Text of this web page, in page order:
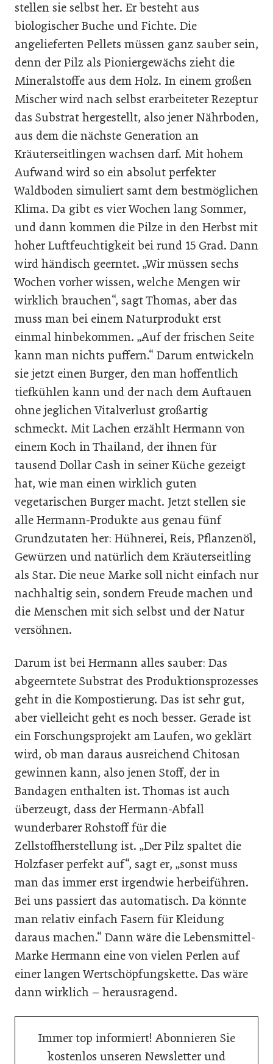
stellen sie selbst her. Er besteht aus
biologischer Buche und Fichte. Die
angelieferten Pellets müssen ganz sauber sein,
denn der Pilz als Pioniergewächs zieht die
Mineralstoffe aus dem Holz. In einem großen
Mischer wird nach selbst erarbeiteter Rezeptur
das Substrat hergestellt, also jener Nährboden,
aus dem die nächste Generation an
Kräuterseitlingen wachsen darf. Mit hohem
Aufwand wird so ein absolut perfekter
Waldboden simuliert samt dem bestmöglichen
Klima. Da gibt es vier Wochen lang Sommer,
und dann kommen die Pilze in den Herbst mit
hoher Luftfeuchtigkeit bei rund 15 Grad. Dann
wird händisch geerntet. „Wir müssen sechs
Wochen vorher wissen, welche Mengen wir
wirklich brauchen“, sagt Thomas, aber das
muss man bei einem Naturprodukt erst
einmal hinbekommen. „Auf der frischen Seite
kann man nichts puffern.“ Darum entwickeln
sie jetzt einen Burger, den man hoffentlich
tiefkühlen kann und der nach dem Auftauen
ohne jeglichen Vitalverlust großartig
schmeckt. Mit Lachen erzählt Hermann von
einem Koch in Thailand, der ihnen für
tausend Dollar Cash in seiner Küche gezeigt
hat, wie man einen wirklich guten
vegetarischen Burger macht. Jetzt stellen sie
alle Hermann-Produkte aus genau fünf
Grundzutaten her: Hühnerei, Reis, Pflanzenöl,
Gewürzen und natürlich dem Kräuterseitling
als Star. Die neue Marke soll nicht einfach nur
nachhaltig sein, sondern Freude machen und
die Menschen mit sich selbst und der Natur
versöhnen.
Darum ist bei Hermann alles sauber: Das
abgeerntete Substrat des Produktionsprozesses
geht in die Kompostierung. Das ist sehr gut,
aber vielleicht geht es noch besser. Gerade ist
ein Forschungsprojekt am Laufen, wo geklärt
wird, ob man daraus ausreichend Chitosan
gewinnen kann, also jenen Stoff, der in
Bandagen enthalten ist. Thomas ist auch
überzeugt, dass der Hermann-Abfall
wunderbarer Rohstoff für die
Zellstoffherstellung ist. „Der Pilz spaltet die
Holzfaser perfekt auf“, sagt er, „sonst muss
man das immer erst irgendwie herbeiführen.
Bei uns passiert das automatisch. Da könnte
man relativ einfach Fasern für Kleidung
daraus machen.“ Dann wäre die Lebensmittel-
Marke Hermann eine von vielen Perlen auf
einer langen Wertschöpfungskette. Das wäre
dann wirklich – herausragend.
Immer top informiert! Abonnieren Sie
kostenlos unseren Newsletter und